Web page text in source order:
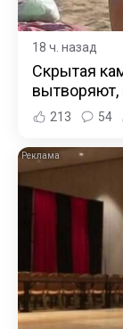
18 ч. назад
Скрытая
вытворяют,
213 54